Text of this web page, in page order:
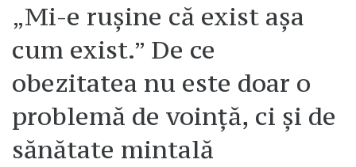
„Mi-e rușine că exist așa
cum exist.” De ce
obezitatea nu este doar o
problemă de voință, ci și de
sănătate mintală